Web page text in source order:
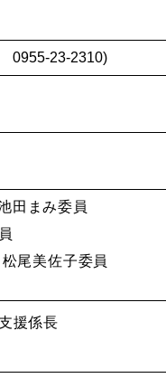
0955-23-2310)
田まみ委員
尾美佐子委員
援係長